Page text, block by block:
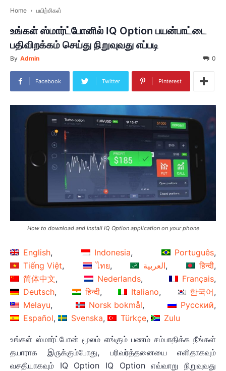
Home பயிற்சிகள்
உங்கள் ஸ்மார்ட்போனில் IQ Option பயன்பாட்டை
பதிவிறக்கம் செய்து நிறுவுவது எப்படி
By Admin 0
Facebook Twitter Pinterest
How to download and install IQ Option application on your phone
English Indonesia
Português
Tiếng Việt
ไทย العربية
हिन्दी
简体中文
Nederlands
Français
Deutsch
हिन्दी Italiano
한국어
Melayu
Norsk bokmål
Русский
Español
Svenska Türkçe Zulu
உங்கள் ஸ்மார்ட்போன் மூலம் எங்கும் பணம் சம்பாதிக்க நீங்கள்
தயாராக இருக்கும்போது, பரிவர்த்தனையை எளிதாகவும்
வசதியாகவும் IQ Option IQ Option எவ்வாறு நிறுவுவது